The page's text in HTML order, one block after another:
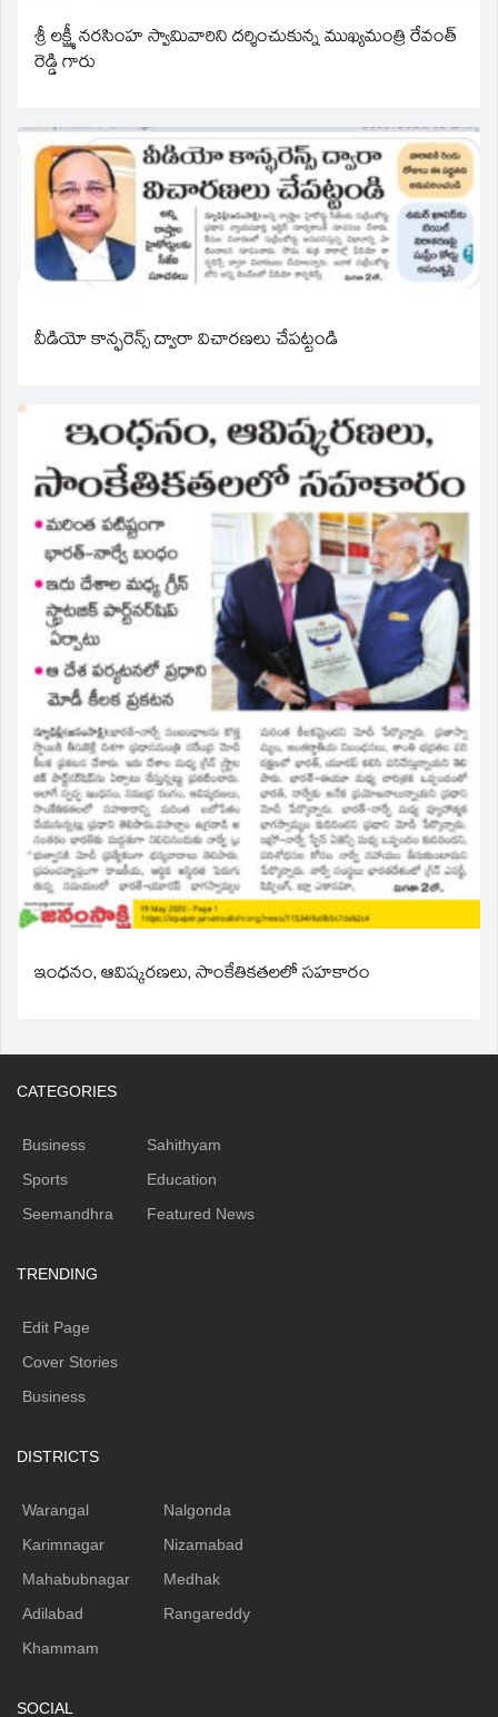
శ్రీ లక్ష్మీ నరసింహ స్వామివారిని దర్శించుకున్న ముఖ్యమంత్రి రేవంత్
రెడ్డి గారు
వీడియో కాన్ఫరెన్స్ ద్వారా విచారణలు చేపట్టండి
ఇంధనం, ఆవిష్కరణలు, సాంకేతికతలలో సహకారం
CATEGORIES
Business
Sports
Seemandhra
Sahithyam
Education
Featured News
TRENDING
Edit Page
Cover Stories
Business
DISTRICTS
Warangal
Karimnagar
Mahabubnagar
Adilabad
Khammam
Nalgonda
Nizamabad
Medhak
Rangareddy
SOCIAL